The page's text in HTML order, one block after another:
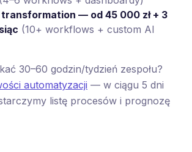
— od 45 000 zł + 3
(10+ workflows + custom AI
30–60 godzin/tydzień zespołu?
automatyzacji — w ciągu 5 dni
listę procesów i prognozę